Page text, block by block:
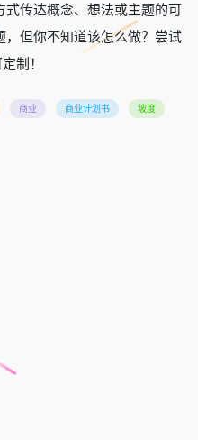
传达概念、想法或主题的可
但你不知道该怎么做？尝试
制！
商业 商业计划书 坡度